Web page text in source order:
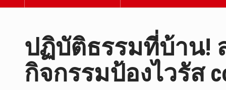
ปฏิบัติธรรมที่บ้าน!
กิจกรรมป้องไวรัส